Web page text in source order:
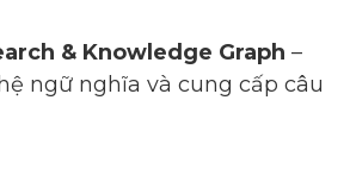
& Knowledge Graph –
ngữ nghĩa và cung cấp câu